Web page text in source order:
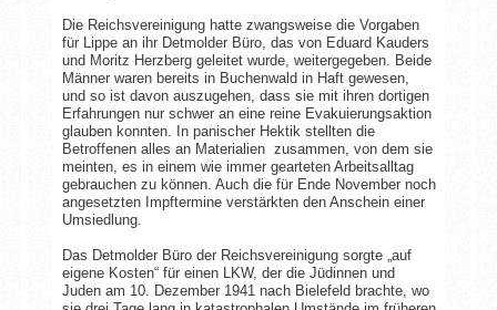
Die Reichsvereinigung hatte zwangsweise die Vorgaben
für Lippe an ihr Detmolder Büro, das von Eduard Kauders
und Moritz Herzberg geleitet wurde, weitergegeben. Beide
Männer waren bereits in Buchenwald in Haft gewesen,
und so ist davon auszugehen, dass sie mit ihren dortigen
Erfahrungen nur schwer an eine reine Evakuierungsaktion
glauben konnten. In panischer Hektik stellten die
Betroffenen alles an Materialien zusammen, von dem sie
meinten, es in einem wie immer gearteten Arbeitsalltag
gebrauchen zu können. Auch die für Ende November noch
angesetzten Impftermine verstärkten den Anschein einer
Umsiedlung.
Das Detmolder Büro der Reichsvereinigung sorgte „auf
eigene Kosten“ für einen LKW, der die Jüdinnen und
Juden am 10. Dezember 1941 nach Bielefeld brachte, wo